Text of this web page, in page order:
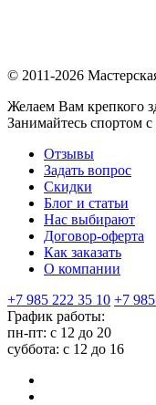
© 2011-2026
Желаем Вам крепкого
Занимайтесь спортом
Отзывы
Задать вопрос
Скидки
Блог и статьи
Нас выбирают
Договор-оферта
Как заказать
О компании
+7 985 222 35 10 +7
График работы:
пн-пт: с 12 до 20
суббота: c 12 до 16